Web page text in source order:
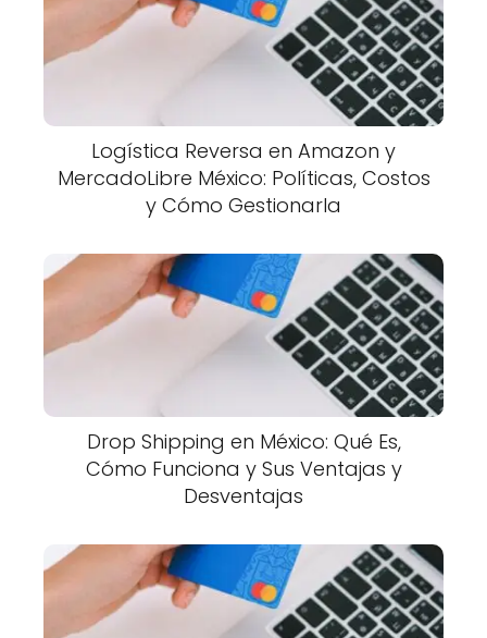
Logística Reversa en Amazon y
MercadoLibre México: Políticas, Costos
y Cómo Gestionarla
Drop Shipping en México: Qué Es,
Cómo Funciona y Sus Ventajas y
Desventajas